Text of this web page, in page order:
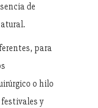
de
para
o hilo
y